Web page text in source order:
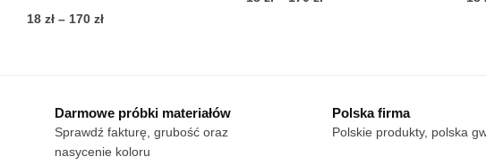
18 zł – 170 złZakres
170 zł
wiele
wariantów.
Opcje
wariantów.
Darmowe próbki materiałów
Sprawdź fakturę, grubość oraz
nasycenie koloru
Polska firma
Polskie produkty, polska